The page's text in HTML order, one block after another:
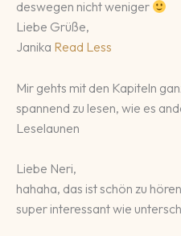
deswegen nicht weniger
Liebe Grüße,
Janika Read Less
Mir gehts mit den Kapiteln
spannend zu lesen, wie es
Leselaunen
Liebe Neri,
hahaha, das ist schön zu
super interessant wie